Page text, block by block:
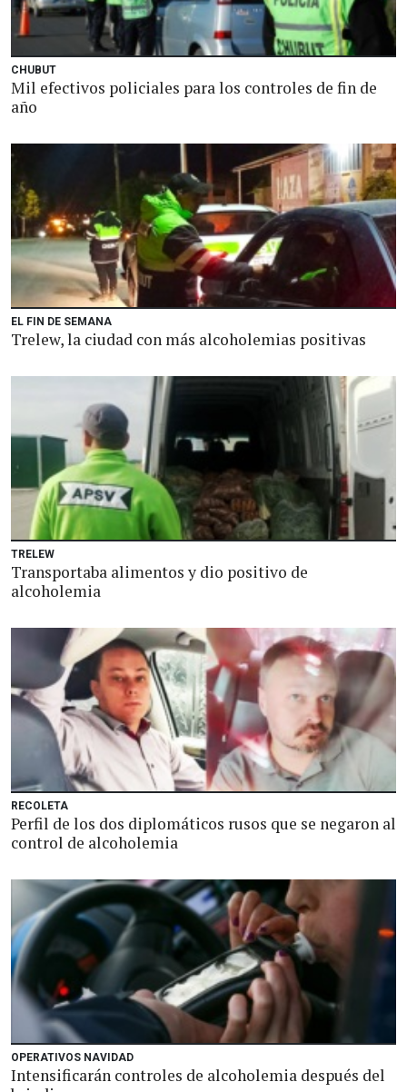
CHUBUT
Mil efectivos policiales para los controles de fin de
año
EL FIN DE SEMANA
Trelew, la ciudad con más alcoholemias positivas
TRELEW
Transportaba alimentos y dio positivo de
alcoholemia
RECOLETA
Perfil de los dos diplomáticos rusos que se negaron al
control de alcoholemia
OPERATIVOS NAVIDAD
Intensificarán controles de alcoholemia después del